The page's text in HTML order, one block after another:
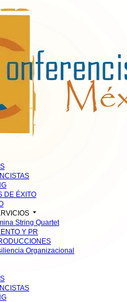
DE ÉXITO
String Quartet
Y PR
Organizacional